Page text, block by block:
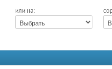
или на: